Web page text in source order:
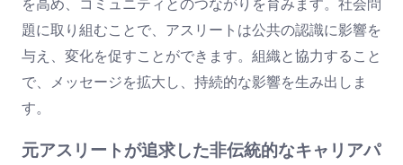
を高め、コミュニティとのつながりを育みます。社会問
題に取り組むことで、アスリートは公共の認識に影響を
与え、変化を促すことができます。組織と協力すること
で、メッセージを拡大し、持続的な影響を生み出しま
す。
元アスリートが追求した非伝統的なキャリアパ